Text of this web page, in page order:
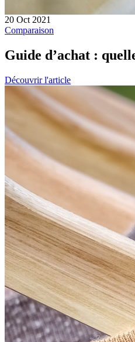
20 Oct 2021
Comparaison
Guide d’achat :
Découvrir l'article